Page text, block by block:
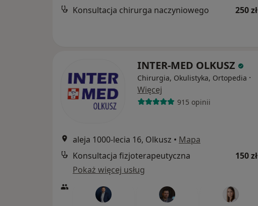
Konsultacja chirurga naczyniowego 250 zł
INTER-MED OLKUSZ
Chirurgia, Okulistyka, Ortopedia ·
Więcej
915 opinii
aleja 1000-lecia 16, Olkusz • Mapa
Konsultacja fizjoterapeutyczna
150 zł
Pokaż więcej usług